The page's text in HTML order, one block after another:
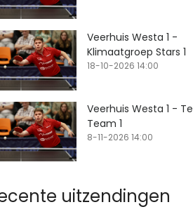
Veerhuis Westa 1 -
Klimaatgroep Stars 1
18-10-2026 14:00
Veerhuis Westa 1 -
Team 1
8-11-2026 14:00
uitzendingen